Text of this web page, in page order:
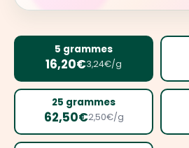
5 grammes
16,20€3,24€/g
25 grammes
62,50€2,50€/g